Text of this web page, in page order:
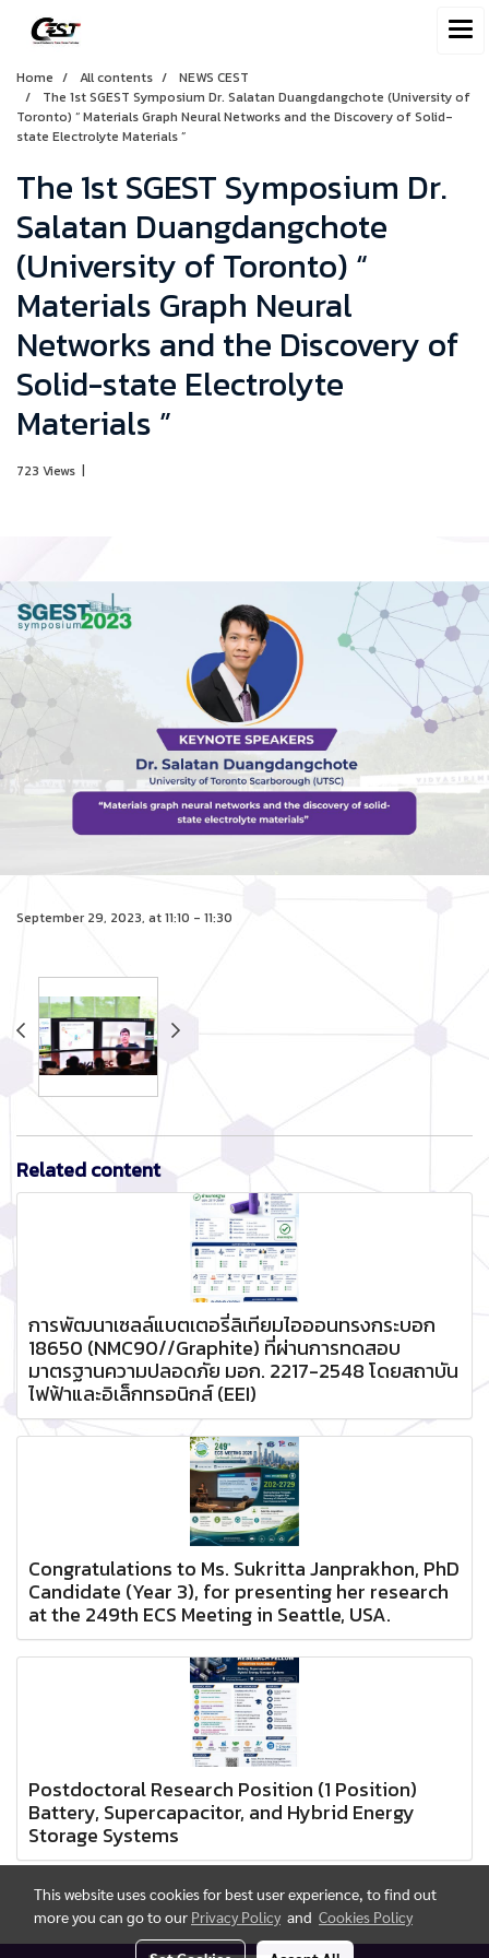
Home All contents
NEWS CEST
The 1st SGEST Symposium Dr. Salatan Duangdangchote (University of
Toronto) “ Materials Graph Neural Networks and the Discovery of Solid-
state Electrolyte Materials ”
The 1st SGEST Symposium Dr.
Salatan Duangdangchote
(University of Toronto) “
Materials Graph Neural
Networks and the Discovery of
Solid-state Electrolyte
Materials ”
723 Views |
September 29, 2023, at 11:10 - 11:30
Related content
การพัฒนาเซลล์แบตเตอรี่ลิเทียมไอออนทรงกระบอก
18650 (NMC90//Graphite) ที่ผ่านการทดสอบ
มาตรฐานความปลอดภัย มอก. 2217-2548 โดยสถาบัน
ไฟฟ้าและอิเล็กทรอนิกส์ (EEI)
Congratulations to Ms. Sukritta Janprakhon, PhD
Candidate (Year 3), for presenting her research
at the 249th ECS Meeting in Seattle, USA.
Postdoctoral Research Position (1 Position)
Battery, Supercapacitor, and Hybrid Energy
Storage Systems
This website uses cookies for best user experience, to find out
more you can go to our Privacy Policy and Cookies Policy